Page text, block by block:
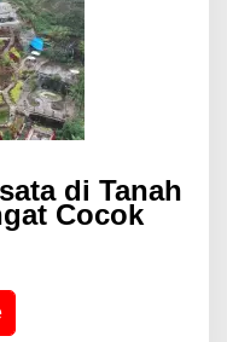
di Tanah
Cocok